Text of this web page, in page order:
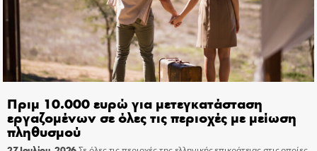
Πριμ 10.000 ευρώ για μετεγκατάσταση
εργαζομένων σε όλες τις περιοχές με μείωση
πληθυσμού